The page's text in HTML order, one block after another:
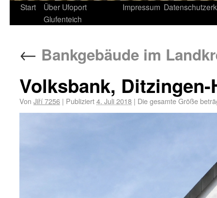
Start
Über Ufoport
Glufenteich
Impressum
← Bankgebäude im
Volksbank,
Von Jiří 7256 | Publiziert4. Juli 2018 | Die gesamte Größe